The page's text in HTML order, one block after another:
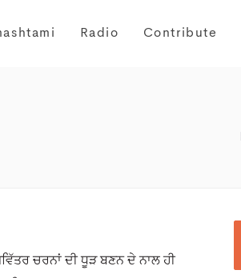
Radio Contribute
ਚਰਨਾਂ ਦੀ ਧੂੜ ਬਣਨ ਦੇ ਨਾਲ ਹੀ